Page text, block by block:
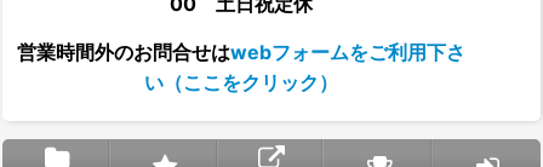
営業時間外のお問合せはwebフォームをご利用下さ
い（ここをクリック）